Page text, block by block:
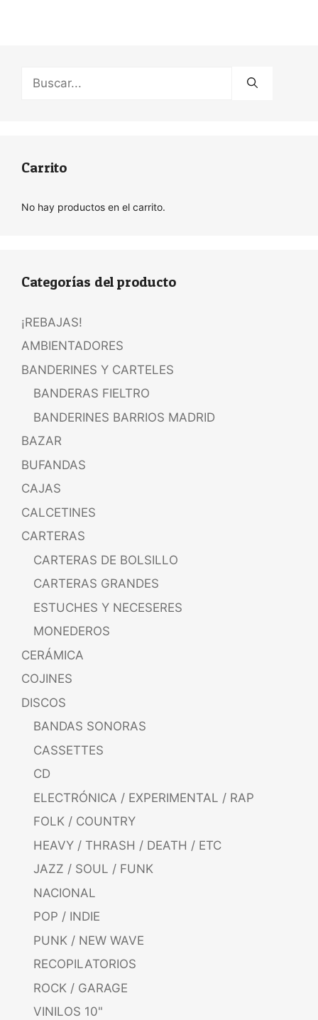
Carrito
No hay productos en el carrito.
Categorías del producto
¡REBAJAS!
AMBIENTADORES
BANDERINES Y CARTELES
BANDERAS FIELTRO
BANDERINES BARRIOS MADRID
BAZAR
BUFANDAS
CAJAS
CALCETINES
CARTERAS
CARTERAS DE BOLSILLO
CARTERAS GRANDES
ESTUCHES Y NECESERES
MONEDEROS
CERÁMICA
COJINES
DISCOS
BANDAS SONORAS
CASSETTES
CD
ELECTRÓNICA / EXPERIMENTAL / RAP
FOLK / COUNTRY
HEAVY / THRASH / DEATH / ETC
JAZZ / SOUL / FUNK
NACIONAL
POP / INDIE
PUNK / NEW WAVE
RECOPILATORIOS
ROCK / GARAGE
VINILOS 10"